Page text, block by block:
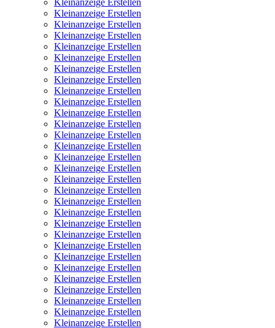
Kleinanzeige Erstellen
Kleinanzeige Erstellen
Kleinanzeige Erstellen
Kleinanzeige Erstellen
Kleinanzeige Erstellen
Kleinanzeige Erstellen
Kleinanzeige Erstellen
Kleinanzeige Erstellen
Kleinanzeige Erstellen
Kleinanzeige Erstellen
Kleinanzeige Erstellen
Kleinanzeige Erstellen
Kleinanzeige Erstellen
Kleinanzeige Erstellen
Kleinanzeige Erstellen
Kleinanzeige Erstellen
Kleinanzeige Erstellen
Kleinanzeige Erstellen
Kleinanzeige Erstellen
Kleinanzeige Erstellen
Kleinanzeige Erstellen
Kleinanzeige Erstellen
Kleinanzeige Erstellen
Kleinanzeige Erstellen
Kleinanzeige Erstellen
Kleinanzeige Erstellen
Kleinanzeige Erstellen
Kleinanzeige Erstellen
Kleinanzeige Erstellen